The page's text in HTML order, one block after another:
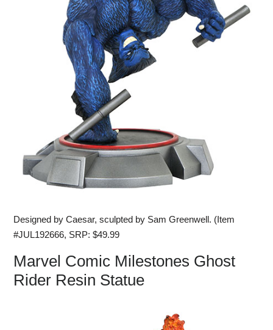
Designed by Caesar, sculpted by Sam Greenwell. (Item
#JUL192666, SRP: $49.99
Marvel Comic Milestones Ghost
Rider Resin Statue